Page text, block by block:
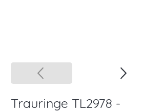
Trauringe TL2978 -